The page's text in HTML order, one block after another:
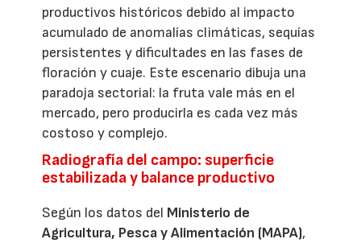
productivos históricos debido al impacto
acumulado de anomalías climáticas, sequías
persistentes y dificultades en las fases de
floración y cuaje. Este escenario dibuja una
paradoja sectorial: la fruta vale más en el
mercado, pero producirla es cada vez más
costoso y complejo.
Radiografía del campo: superficie
estabilizada y balance productivo
Según los datos del Ministerio de
Agricultura, Pesca y Alimentación (MAPA),